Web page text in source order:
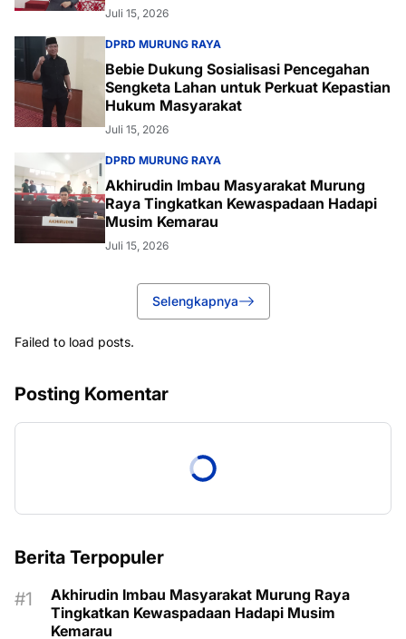
Juli 15, 2026
DPRD MURUNG RAYA
Bebie Dukung Sosialisasi Pencegahan
Sengketa Lahan untuk Perkuat Kepastian
Hukum Masyarakat
Juli 15, 2026
DPRD MURUNG RAYA
Akhirudin Imbau Masyarakat Murung
Raya Tingkatkan Kewaspadaan Hadapi
Musim Kemarau
Juli 15, 2026
Selengkapnya
Failed to load posts.
Posting Komentar
Berita Terpopuler
Akhirudin Imbau Masyarakat Murung Raya
Tingkatkan Kewaspadaan Hadapi Musim
Kemarau